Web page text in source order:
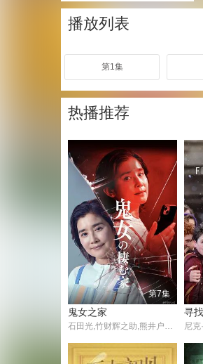
播放列表
第1集
热播推荐
第7集
鬼女之家